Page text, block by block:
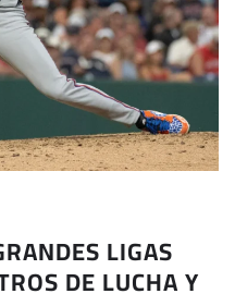
LIGAS
DE LUCHA Y